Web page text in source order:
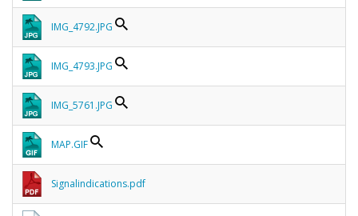
IMG_4792.JPG
IMG_4793.JPG
IMG_5761.JPG
MAP.GIF
Signalindications.pdf